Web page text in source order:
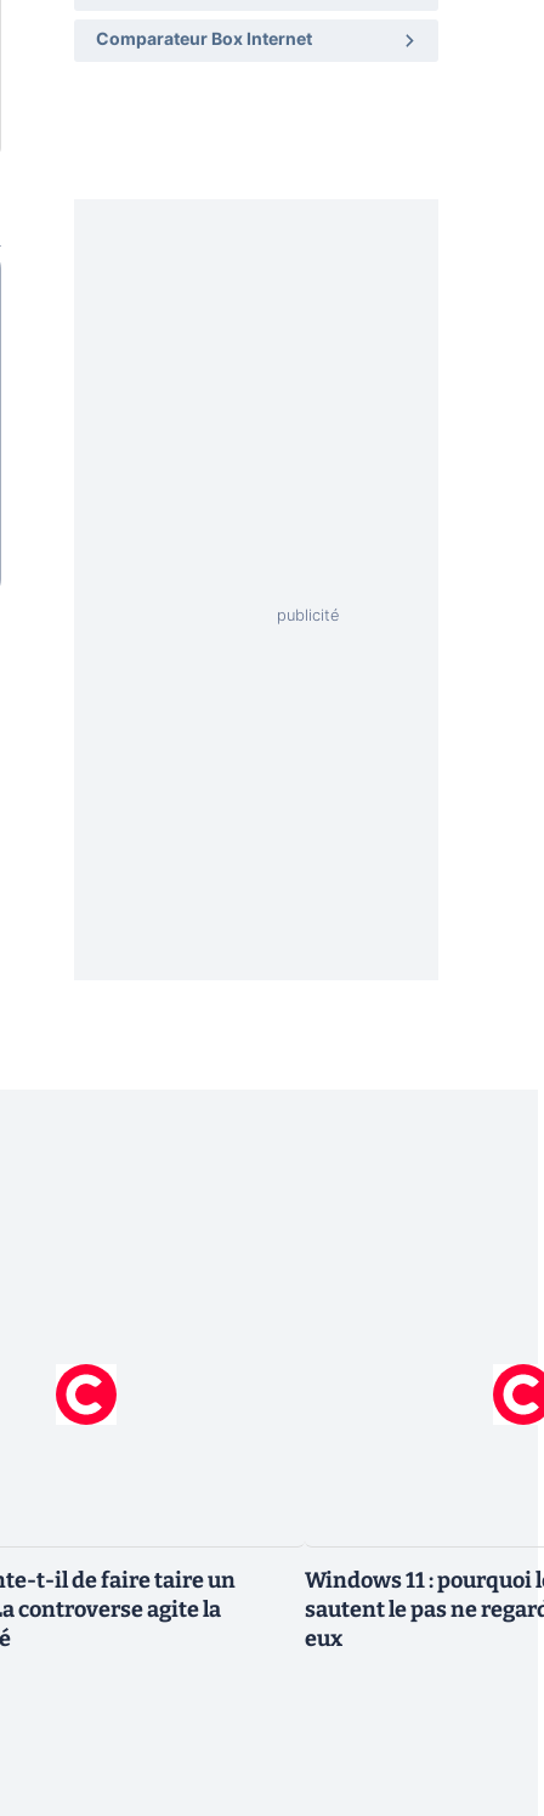
Comparateur Box Internet
t-il de faire taire un
controverse agite la
Windows 11 : pourquoi
sautent le pas ne
eux